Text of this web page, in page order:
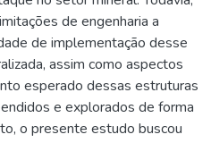
de engenharia a
de implementação desse
assim como aspectos
esperado dessas estruturas
e explorados de forma
o presente estudo buscou